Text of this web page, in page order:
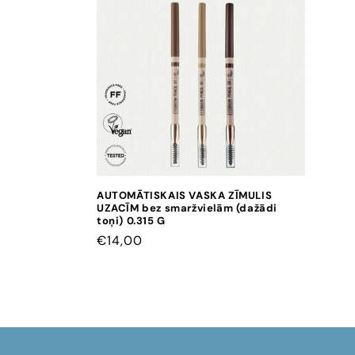
a
:
AUTOMĀTISKAIS VASKA ZĪMULIS
UZACĪM bez smaržvielām (dažādi
toņi) 0.315 G
CENA
€14,00